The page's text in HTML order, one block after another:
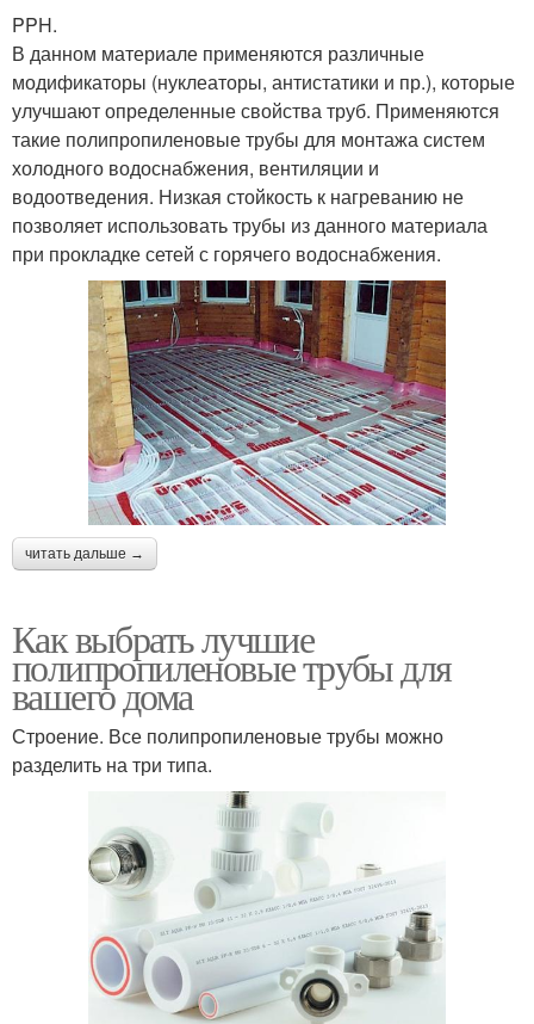
PPH.
В данном материале применяются различные
модификаторы (нуклеаторы, антистатики и пр.), которые
улучшают определенные свойства труб. Применяются
такие полипропиленовые трубы для монтажа систем
холодного водоснабжения, вентиляции и
водоотведения. Низкая стойкость к нагреванию не
позволяет использовать трубы из данного материала
при прокладке сетей с горячего водоснабжения.
читать дальше →
Как выбрать лучшие
полипропиленовые трубы для
вашего дома
Строение. Все полипропиленовые трубы можно
разделить на три типа.